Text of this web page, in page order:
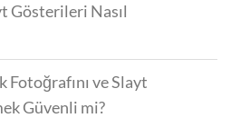
Gösterileri Nasıl
Fotoğrafını ve Slayt
Güvenli mi?